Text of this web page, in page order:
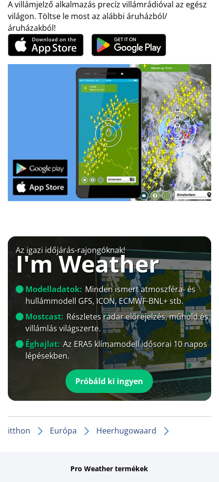
A villámjelző alkalmazás precíz villámrádióval az egész
világon. Töltse le most az alábbi áruházból/
áruházakból!
Az igazi időjárás-rajongóknak!
I'm Weather
Modelladatok: Minden ismert atmoszféra- és
hullámmodell GFS, ICON, ECMWF-BNL+ stb.
Mostcast: Részletes radar előrejelzés, műhold és
villámlás világszerte.
Éghajlat: Az ERA5 klímamodell idősorai 10 napos
lépésekben.
Próbáld ki ingyen
itthon Európa Heerhugowaard
Pro Weather termékek